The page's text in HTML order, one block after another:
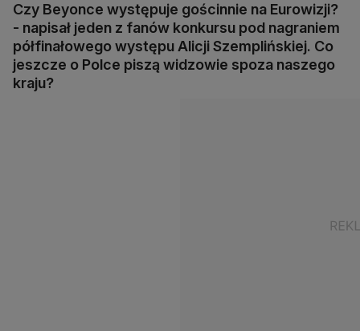
Czy Beyonce występuje gościnnie na Eurowizji?
- napisał jeden z fanów konkursu pod nagraniem
półfinałowego występu Alicji Szemplińskiej. Co
jeszcze o Polce piszą widzowie spoza naszego
kraju?